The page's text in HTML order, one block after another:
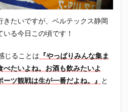
たいですが、ベルテックス静岡
る今日この頃です！
じることは 『やっぱりみんな集ま
べたいよね。お酒も飲みたいよ
ーツ観戦は生が一番だよね。』 と
クリアソン新宿
ゴウ清水
ン鳥栖
サッポロビール
・千葉
ジュビロ磐田
ツ トリイソース
ドラゴン
ルちゃん
パワー